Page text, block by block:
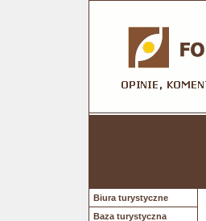
Biura turystyczne
Baza turystyczna